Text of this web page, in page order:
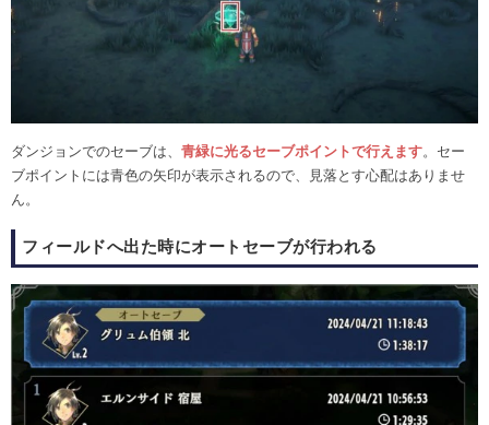
ダンジョンでのセーブは、 青緑に光るセーブポイントで行えます。セー
ブポイントには青色の矢印が表示されるので、見落とす心配はありませ
ん。
フィールドへ出た時にオートセーブが行われる